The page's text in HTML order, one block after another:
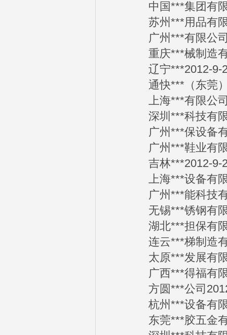
中国***集团有限
苏州***用品有限
广州***有限公司
重庆***械制造有
辽宁***2012-9-
通快***（东莞）
上海***有限公司
深圳***科技有限
广州***保设备有
广州***鞋业有限
吉林***2012-9-
上海***设备有限
广州***能科技有
无锡***锈钢有限
湖北***担保有限
连云***梯制造有
太原***发展有限
广西***得福有限
方圆***公司
杭州***设备有限
东莞***胶五金有